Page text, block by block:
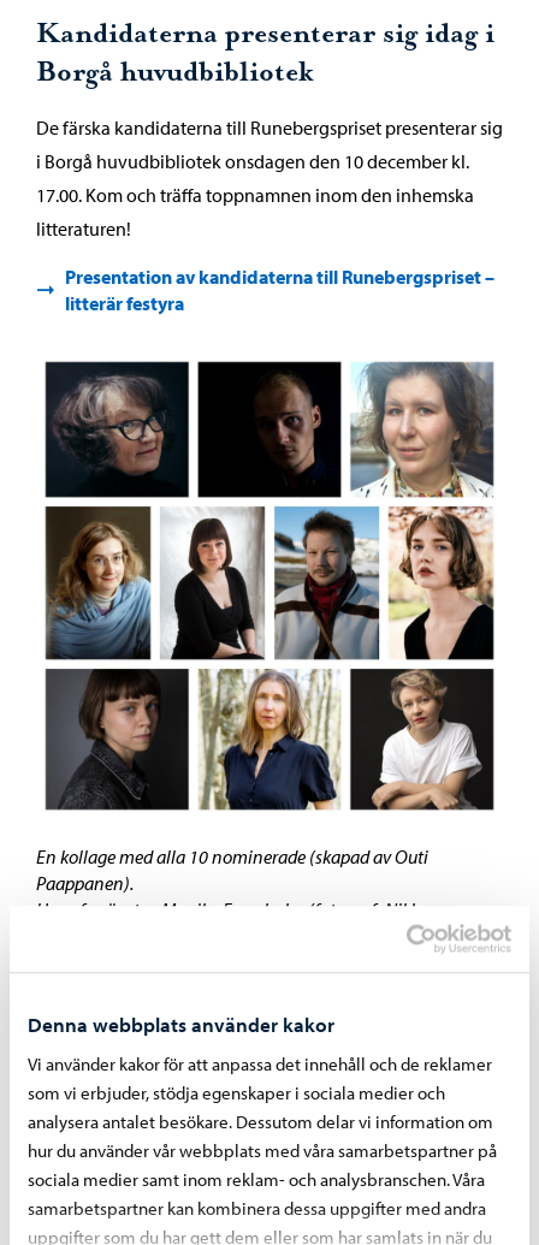
Denna webbplats använder kakor
Vi använder kakor för att anpassa det innehåll och de reklamer
som vi erbjuder, stödja egenskaper i sociala medier och
analysera antalet besökare. Dessutom delar vi information om
hur du använder vår webbplats med våra samarbetspartner på
sociala medier samt inom reklam- och analysbranschen. Våra
samarbetspartner kan kombinera dessa uppgifter med andra
uppgifter som du har gett dem eller som har samlats in när du
Kandidaterna presenterar sig idag i
Borgå huvudbibliotek
De färska kandidaterna till Runebergspriset presenterar sig
i Borgå huvudbibliotek onsdagen den 10 december kl.
17.00. Kom och träffa toppnamnen inom den inhemska
litteraturen!
Presentation av kandidaterna till Runebergspriset –
litterär festyra
En kollage med alla 10 nominerade (skapad av Outi
Paappanen).
Uppe fr. vänster: Monika Fagerholm (fotograf: Niklas
Sandström), Erkka Filander (fotograf: Olli-Pekka Tennilä) och
Sanna Karlström (fotograf: Arto Wiikari), Niillas Holmberg
(fotograf: Lada Suomenrinne) och Kaisa Vahteristo (fotograf:
Meri Björn).
Nedre raden: Maaria Niskavaara (fotograf: Meri Björn), Anna
Möller-Sibelius (fotograf: Robert Seger) och Susanna Hast
(fotograf: Susanna Kekkonen).